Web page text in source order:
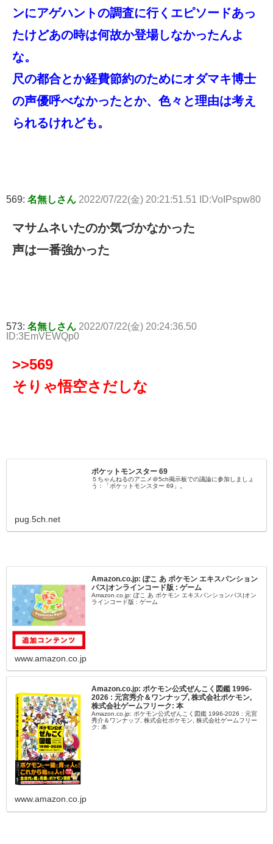
ンにアゲハントの調査に行くエピソードあっ
たけどあの時は何故か登場しなかったんよ
な。
尺の都合とか経費節約のためにオダマキ博士
の声優呼べなかったとか、色々と理由は考え
られるけれども。
569: 名無しさん 2022/07/22(金) 20:21:51.51 ID:VoIPspw80
マサムネいたのか気づかなかった
声は一番強かった
573: 名無しさん 2022/07/22(金) 20:24:36.50
ID:3EmVEWQp0
>>569
そりゃ悟空さだしな
ポケットモンスター 69
５ちゃんねるのアニメ＠5ch掲示板での議論に参加しましょ
う：「ポケットモンスター 69」。
pug.5ch.net
Amazon.co.jp: ぽこ あ ポケモン エキスパンション
パス|オンラインコード版 : ゲーム
Amazon.co.jp: ぽこ あ ポケモン エキスパンションパス|オン
ラインコード版 : ゲーム
www.amazon.co.jp
Amazon.co.jp: ポケモン公式ぜんこく図鑑 1996-
2026 : 元宮秀介＆ワンナップ, 株式会社ポケモン,
株式会社ゲームフリーク: 本
Amazon.co.jp: ポケモン公式ぜんこく図鑑 1996-2026 : 元宮
秀介＆ワンナップ, 株式会社ポケモン, 株式会社ゲームフリー
ク: 本
www.amazon.co.jp